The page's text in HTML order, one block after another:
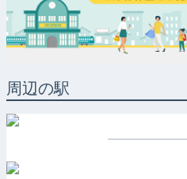
周辺の駅